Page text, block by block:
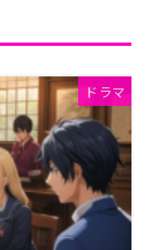
ドラマ